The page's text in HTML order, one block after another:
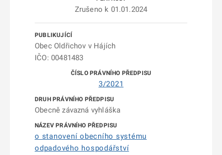
Zrušeno k 01.01.2024
Obec Oldřichov v Hájích
IČO: 00481483
3/2021
Obecně závazná vyhláška
o stanovení obecního systému
odpadového hospodářství